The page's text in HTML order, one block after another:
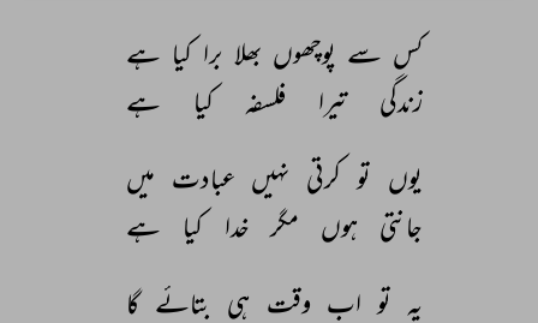
کس سے پوچھوں بھلا برا کیا ہے
زندگی
تیرا فلسفہ کیا
ہے
یوں تو کرتی نہیں عبادت میں
جانتی
ہوں مگر خدا کیا
ہے
یہ تو اب وقت ہی بتائے گا